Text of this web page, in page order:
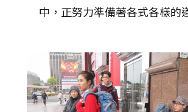
中，正努力準備著各式各樣的